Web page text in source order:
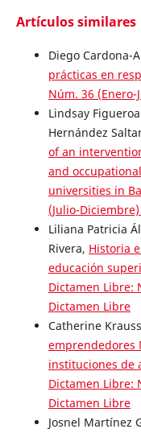
Artículos similares
Diego Cardona-
prácticas en
Núm. 36
Lindsay
Hernández
of an
and
universities in
(Julio-
Liliana Patricia
Rivera, Historia
educación
Dictamen Libre:
Dictamen Libre
Catherine
emprendedores
instituciones de
Dictamen Libre:
Dictamen Libre
Josnel Martínez